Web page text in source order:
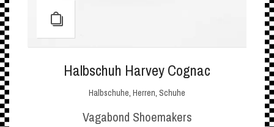
Halbschuh Harvey Cognac
Halbschuhe, Herren, Schuhe
Vagabond Shoemakers